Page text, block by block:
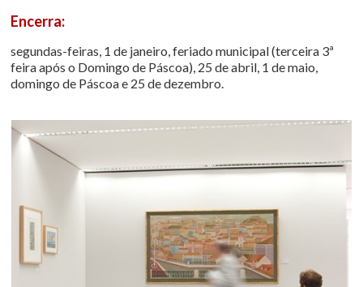
Encerra:
segundas-feiras, 1 de janeiro, feriado municipal (terceira 3ª
feira após o Domingo de Páscoa), 25 de abril, 1 de maio,
domingo de Páscoa e 25 de dezembro.